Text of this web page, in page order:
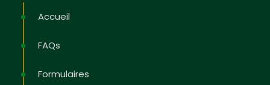
Accueil
FAQs
Formulaires